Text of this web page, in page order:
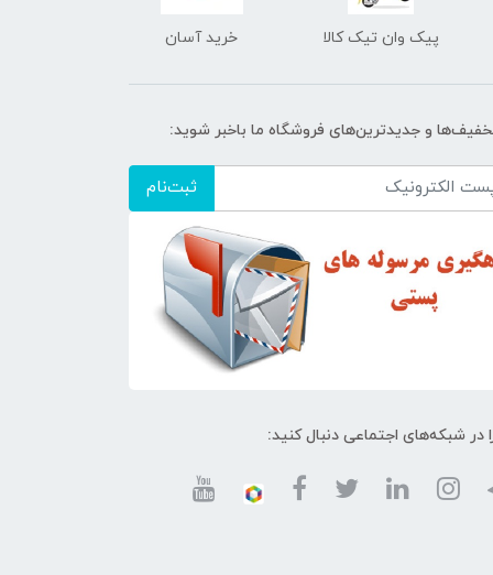
پیک وان تیک کالا خرید آسان
و جدیدترین‌های فروشگاه ما باخبر شوید:
ثبت‌نام
در شبکه‌های اجتماعی دنبال کنید: